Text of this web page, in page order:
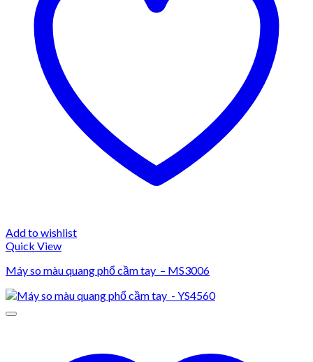
Add to wishlist
Quick View
Máy so màu quang phổ cầm tay – MS3006